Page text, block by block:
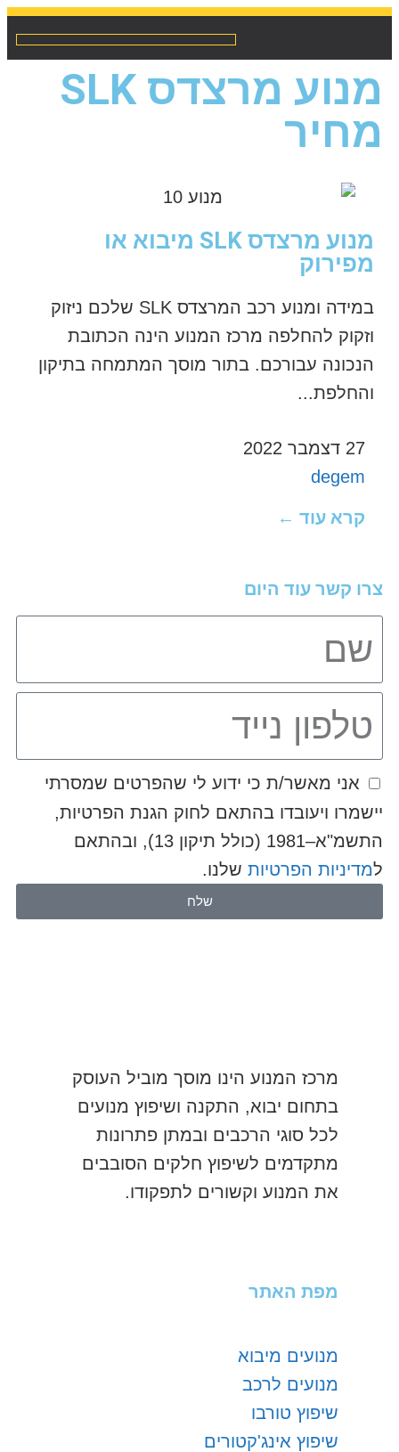
מנוע מרצדס SLK
מחיר
מנוע מרצדס SLK מיבוא או
מפירוק
במידה ומנוע רכב המרצדס SLK שלכם ניזוק
וזקוק להחלפה מרכז המנוע הינה הכתובת
הנכונה עבורכם. בתור מוסך המתמחה בתיקון
והחלפת...
27 דצמבר 2022
degem
קרא עוד ←
צרו קשר עוד היום
אני מאשר/ת כי ידוע לי שהפרטים שמסרתי
יישמרו ויעובדו בהתאם לחוק הגנת הפרטיות,
התשמ"א–1981 (כולל תיקון 13), ובהתאם
למדיניות הפרטיותשלנו.
שלח
מרכז המנוע הינו מוסך מוביל העוסק
בתחום יבוא, התקנה ושיפוץ מנועים
לכל סוגי הרכבים ובמתן פתרונות
מתקדמים לשיפוץ חלקים הסובבים
את המנוע וקשורים לתפקודו.
מפת האתר
מנועים מיבוא
מנועים לרכב
שיפוץ טורבו
שיפוץ אינג'קטורים